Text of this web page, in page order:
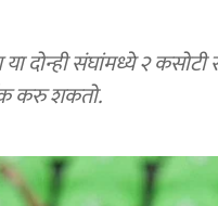
संघांमध्ये २ कसोटी
करु शकतो.